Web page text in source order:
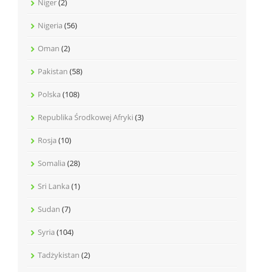
Niger(2)
Nigeria (56)
Oman (2)
Pakistan (58)
Polska (108)
Republika Środkowej Afryki (3)
Rosja (10)
Somalia (28)
Sri Lanka (1)
Sudan (7)
Syria (104)
Tadżykistan (2)